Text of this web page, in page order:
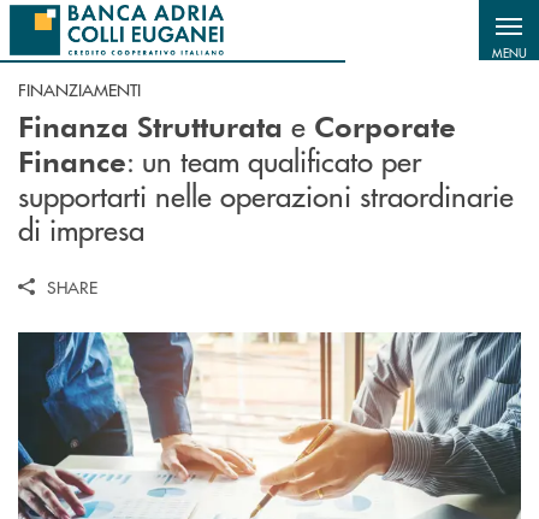
Salta al contenuto principale
MENU
FINANZIAMENTI
Finanza Strutturata e Corporate
Finance: un team qualificato per
supportarti nelle operazioni straordinarie
di impresa
SHARE